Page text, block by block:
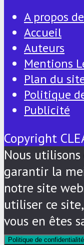
A propos
Accueil
Auteurs
Mentions
Plan du
Politique
Publicité
Copyright
Nous utilisons
garantir la
notre site
utiliser ce
vous en êtes
Politique de confidentialité